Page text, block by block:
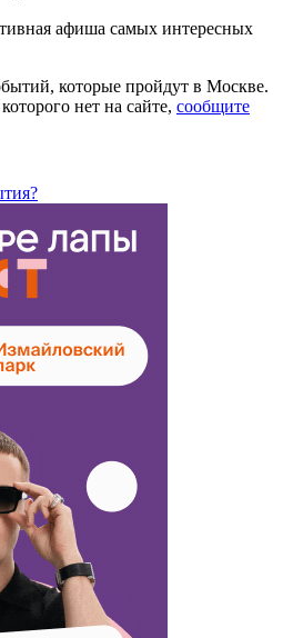
афиша самых интересных
которые пройдут в Москве.
нет на сайте, сообщите